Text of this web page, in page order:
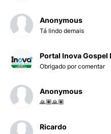
Anonymous
Tá lindo demais
Portal Inova Gospel
Obrigado por comentar
Anonymous
🙏🏽🙏🏽
Ricardo